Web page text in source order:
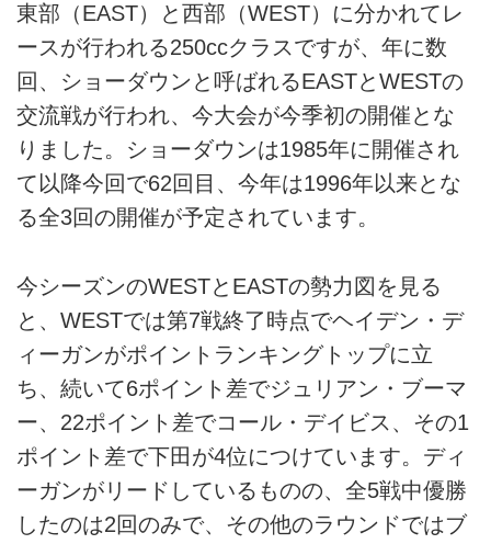
東部（EAST）と西部（WEST）に分かれてレ
ースが行われる250ccクラスですが、年に数
回、ショーダウンと呼ばれるEASTとWESTの
交流戦が行われ、今大会が今季初の開催とな
りました。ショーダウンは1985年に開催され
て以降今回で62回目、今年は1996年以来とな
る全3回の開催が予定されています。
今シーズンのWESTとEASTの勢力図を見る
と、WESTでは第7戦終了時点でヘイデン・デ
ィーガンがポイントランキングトップに立
ち、続いて6ポイント差でジュリアン・ブーマ
ー、22ポイント差でコール・デイビス、その1
ポイント差で下田が4位につけています。ディ
ーガンがリードしているものの、全5戦中優勝
したのは2回のみで、その他のラウンドではブ